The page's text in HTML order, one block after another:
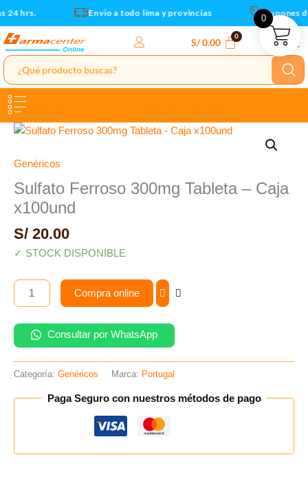
al
contenido
hrs. Envio a todo lima y provincias Cupones
S/0.00
Genéricos
Sulfato Ferroso 300mg Tableta – Caja
x100und
S/ 20.00
✓ STOCK DISPONIBLE
Sulfato
300mg
-
Caja
x100und
Compra online
Consultar por WhatsApp
Categoría: Genéricos Marca: Portugal
Paga Seguro con nuestros métodos de pago
0
x100und